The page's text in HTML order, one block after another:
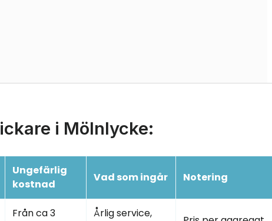
i Mölnlycke:
Ungefärlig
kostnad
Vad som ingår Notering
Från ca 3
Årlig service,